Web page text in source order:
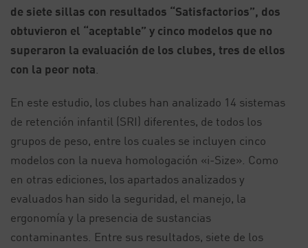
de siete sillas con resultados “Satisfactorios”, dos
obtuvieron el “aceptable” y cinco modelos que no
superaron la evaluación de los clubes, tres de ellos
con la peor nota
En este estudio, los clubes han analizado 14 sistemas
de retención infantil (SRI) diferentes, de todos los
grupos de peso, entre los cuales se incluyen cinco
modelos con la nueva homologación «i-Size». Como
en otras ediciones, los apartados analizados y
evaluados han sido la seguridad, el manejo, la
ergonomía y la presencia de sustancias
contaminantes. Entre sus resultados, siete de los